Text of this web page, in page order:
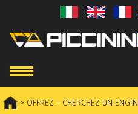
> OFFREZ - CHERCHEZ UN ENGIN